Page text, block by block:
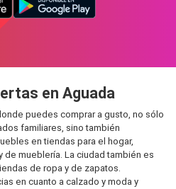
en Aguada
puedes comprar a gusto, no sólo
familiares, sino también
en tiendas para el hogar,
mueblería. La ciudad también es
de ropa y de zapatos.
en cuanto a calzado y moda y